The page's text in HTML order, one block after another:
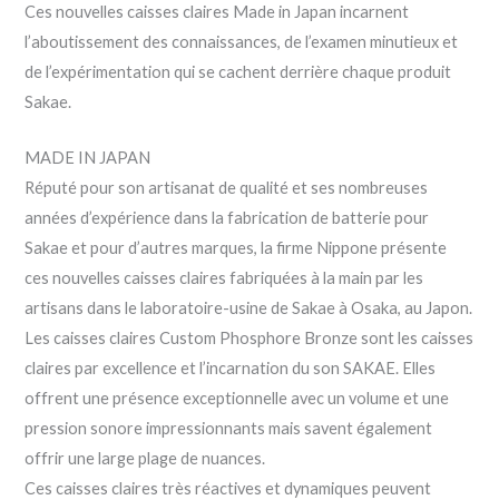
Ces nouvelles caisses claires Made in Japan incarnent
l’aboutissement des connaissances, de l’examen minutieux et
de l’expérimentation qui se cachent derrière chaque produit
Sakae.
MADE IN JAPAN
Réputé pour son artisanat de qualité et ses nombreuses
années d’expérience dans la fabrication de batterie pour
Sakae et pour d’autres marques, la firme Nippone présente
ces nouvelles caisses claires fabriquées à la main par les
artisans dans le laboratoire-usine de Sakae à Osaka, au Japon.
Les caisses claires Custom Phosphore Bronze sont les caisses
claires par excellence et l’incarnation du son SAKAE. Elles
offrent une présence exceptionnelle avec un volume et une
pression sonore impressionnants mais savent également
offrir une large plage de nuances.
Ces caisses claires très réactives et dynamiques peuvent